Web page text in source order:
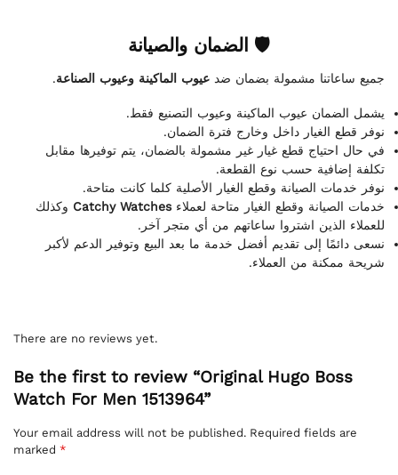
🛡 الضمان والصيانة
جميع ساعاتنا مشمولة بضمان ضد عيوب الماكينة وعيوب الصناعة.
يشمل الضمان عيوب الماكينة وعيوب التصنيع فقط.
نوفر قطع الغيار داخل وخارج فترة الضمان.
في حال احتياج قطع غيار غير مشمولة بالضمان، يتم توفيرها مقابل
تكلفة إضافية حسب نوع القطعة.
نوفر خدمات الصيانة وقطع الغيار الأصلية كلما كانت متاحة.
خدمات الصيانة وقطع الغيار متاحة لعملاءCatchy Watches وكذلك
للعملاء الذين اشتروا ساعاتهم من أي متجر آخر.
نسعى دائمًا إلى تقديم أفضل خدمة ما بعد البيع وتوفير الدعم لأكبر
شريحة ممكنة من العملاء.
There are no reviews yet.
Be the first to review “Original Hugo Boss
Watch For Men 1513964”
Your email address will not be published. Required fields are
marked *